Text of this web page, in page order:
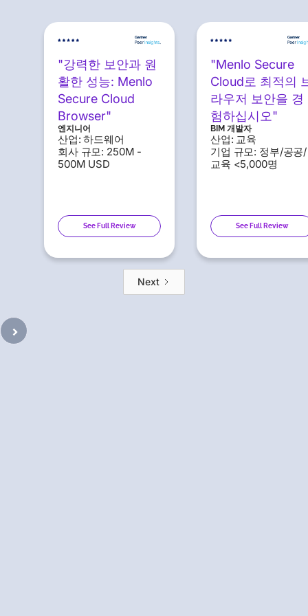
"강력한 보안과 원
활한 성능: Menlo
Secure Cloud
Browser"
엔지니어
산업: 하드웨어
회사 규모: 250M -
500M USD
See Full Review
"Menlo Secure
Cloud로 최적의
라우저 보안을 경
험하십시오"
BIM 개발자
산업: 교육
기업 규모: 정부/공공/
교육 <5,000명
See Full Review
Next